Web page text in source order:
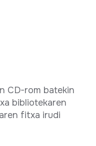
CD-rom batekin
bibliotekaren
fitxa irudi